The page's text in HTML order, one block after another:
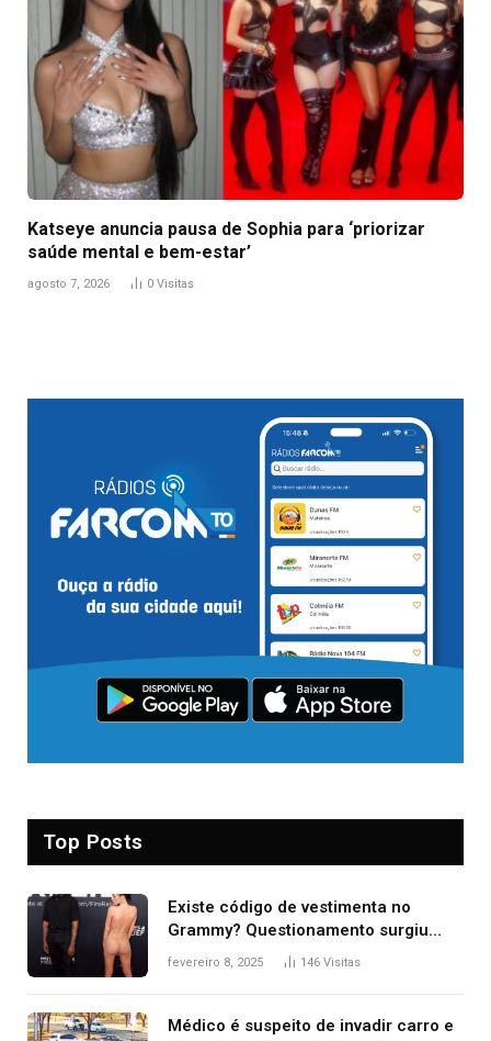
Katseye anuncia pausa de Sophia para ‘priorizar
saúde mental e bem-estar’
agosto 7, 2026 0 Visitas
Top Posts
Existe código de vestimenta no
Grammy? Questionamento surgiu
após Bianca Censori, mulher de
fevereiro 8, 2025 146 Visitas
Médico é suspeito de invadir carro e